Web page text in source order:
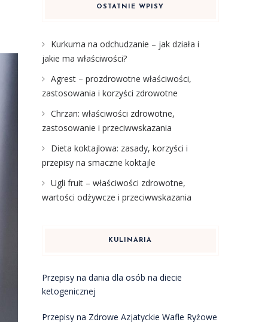
OSTATNIE WPISY
Kurkuma na odchudzanie – jak działa i
jakie ma właściwości?
Agrest – prozdrowotne właściwości,
zastosowania i korzyści zdrowotne
Chrzan: właściwości zdrowotne,
zastosowanie i przeciwwskazania
Dieta koktajlowa: zasady, korzyści i
przepisy na smaczne koktajle
Ugli fruit – właściwości zdrowotne,
wartości odżywcze i przeciwwskazania
KULINARIA
Przepisy na dania dla osób na diecie
ketogenicznej
Przepisy na Zdrowe Azjatyckie Wafle Ryżowe